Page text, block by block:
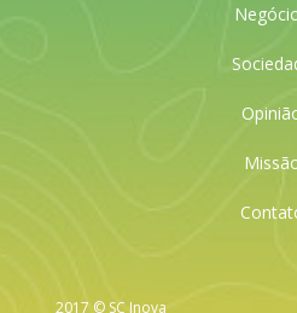
2017 © SC Inova